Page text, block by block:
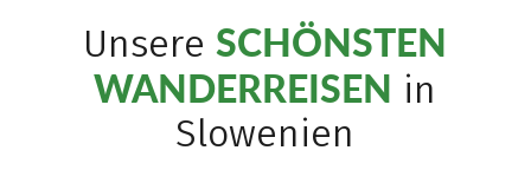
UnsereSCHÖNSTEN
WANDERREISEN in
Slowenien